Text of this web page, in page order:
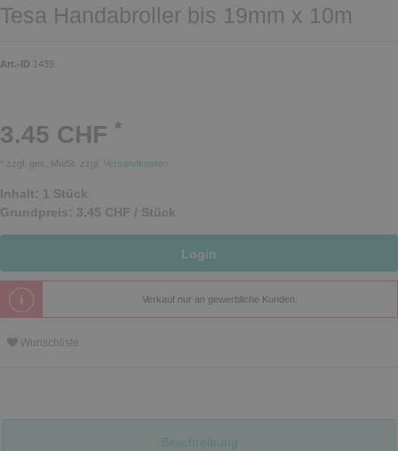
Tesa Handabroller bis 19mm x 10m
Art.-ID 1439
3.45 CHF *
* zzgl. ges. MwSt. zzgl. Versandkosten
Inhalt: 1 Stück
Grundpreis: 3.45 CHF / Stück
Login
Verkauf nur an gewerbliche Kunden.
Wunschliste
Beschreibung